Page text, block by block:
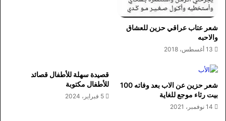
شعر عتاب عراقي حزين للعشاق
والاحبه
13 أغسطس، 2018
شعر حزين عن الاب بعد وفاته 100
بيت رثاء موجع للغاية
14 نوفمبر، 2021
قصيدة سهلة للأطفال قصائد
للأطفال مكتوبة
5 فبراير، 2024